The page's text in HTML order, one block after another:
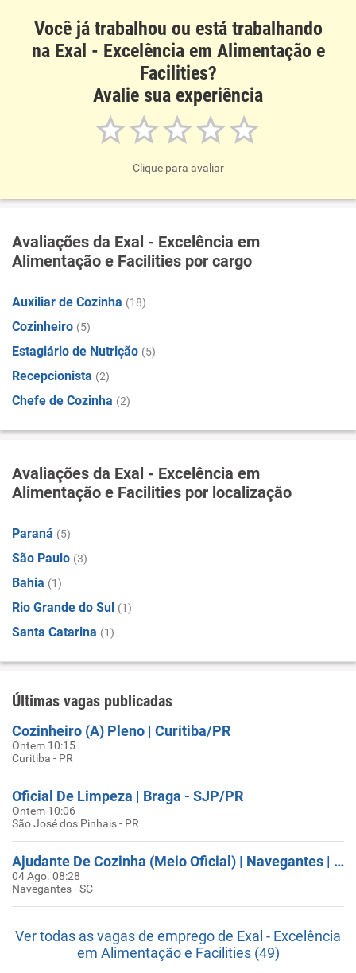
Você já trabalhou ou está trabalhando
na Exal - Excelência em Alimentação e
Facilities?
Avalie sua experiência
Clique para avaliar
Avaliações da Exal - Excelência em
Alimentação e Facilities por cargo
Auxiliar de Cozinha (18)
Cozinheiro (5)
Estagiário de Nutrição (5)
Recepcionista (2)
Chefe de Cozinha (2)
Avaliações da Exal - Excelência em
Alimentação e Facilities por localização
Paraná (5)
São Paulo (3)
Bahia (1)
Rio Grande do Sul (1)
Santa Catarina (1)
Últimas vagas publicadas
Cozinheiro (A) Pleno | Curitiba/PR
Ontem 10:15
Curitiba - PR
Oficial De Limpeza | Braga - SJP/PR
Ontem 10:06
São José dos Pinhais - PR
Ajudante De Cozinha (Meio Oficial) | Navegantes | SC
04 Ago. 08:28
Navegantes - SC
Ver todas as vagas de emprego de Exal - Excelência
em Alimentação e Facilities (49)